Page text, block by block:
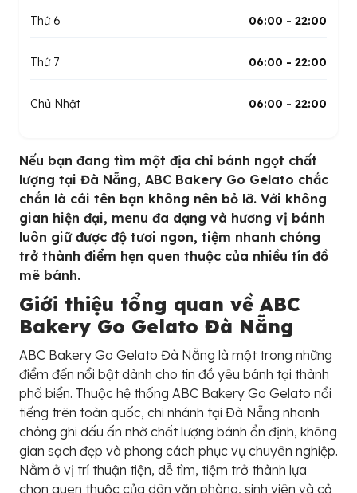
Thứ 6 06:00 - 22:00
Thứ 7 06:00 - 22:00
Chủ Nhật 06:00 - 22:00
Nếu bạn đang tìm một địa chỉ bánh ngọt chất
lượng tại Đà Nẵng, ABC Bakery Go Gelato chắc
chắn là cái tên bạn không nên bỏ lỡ. Với không
gian hiện đại, menu đa dạng và hương vị bánh
luôn giữ được độ tươi ngon, tiệm nhanh chóng
trở thành điểm hẹn quen thuộc của nhiều tín đồ
mê bánh.
Giới thiệu tổng quan về ABC
Bakery Go Gelato Đà Nẵng
ABC Bakery Go Gelato Đà Nẵng là một trong những
điểm đến nổi bật dành cho tín đồ yêu bánh tại thành
phố biển. Thuộc hệ thống ABC Bakery Go Gelato nổi
tiếng trên toàn quốc, chi nhánh tại Đà Nẵng nhanh
chóng ghi dấu ấn nhờ chất lượng bánh ổn định, không
gian sạch đẹp và phong cách phục vụ chuyên nghiệp.
Nằm ở vị trí thuận tiện, dễ tìm, tiệm trở thành lựa
chọn quen thuộc của dân văn phòng, sinh viên và cả